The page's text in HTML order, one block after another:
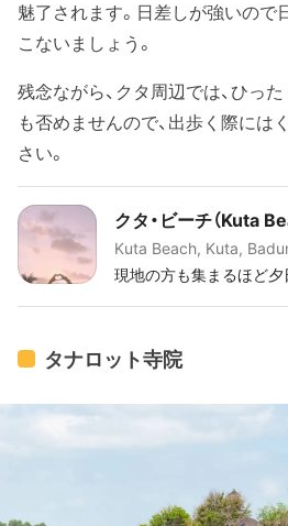
魅了されます。日差しが強いので
こないましょう。
残念ながら、クタ周辺では、ひっ
も否めませんので、出歩く際には
さい。
クタ・ビーチ（Kuta
Kuta Beach, Kuta,
ネシア
現地の方も集まるほど
タナロット寺院